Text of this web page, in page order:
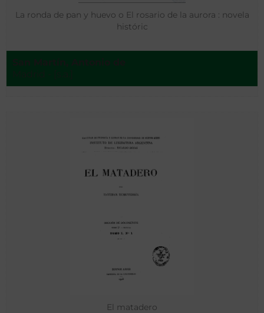
La ronda de pan y huevo o El rosario de la aurora : novela
históric
El matadero